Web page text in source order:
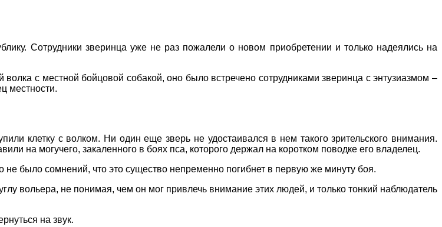
Сотрудники зверинца уже не раз пожалели о новом приобретении и только надеялись на
с местной бойцовой собакой, оно было встречено сотрудниками зверинца с энтузиазмом –
местности.
клетку с волком. Ни один еще зверь не удостаивался в нем такого зрительского внимания.
на могучего, закаленного в боях пса, которого держал на коротком поводке его владелец.
было сомнений, что это существо непременно погибнет в первую же минуту боя.
вольера, не понимая, чем он мог привлечь внимание этих людей, и только тонкий наблюдатель
на звук.